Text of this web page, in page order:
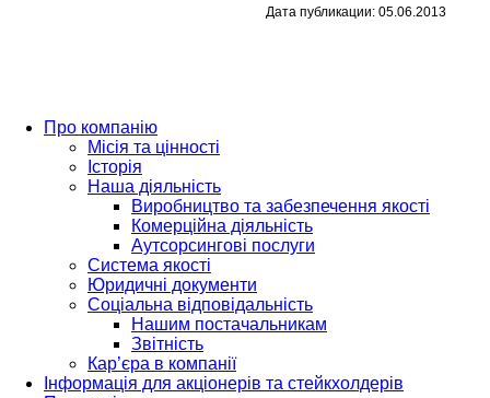
Дата публикации: 05.06.2013
Про компанію
Місія та цінності
Історія
Наша діяльність
Виробництво та забезпечення якості
Комерційна діяльність
Аутсорсингові послуги
Система якості
Юридичні документи
Соціальна відповідальність
Нашим постачальникам
Звітність
Кар’єра в компанії
Інформація для акціонерів та стейкхолдерів